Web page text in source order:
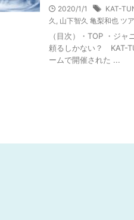
2020/1/1 KAT-
久 , 山下智久 亀梨和也 ツ
（目次）・TOP ・ジ
頼るしかない？ KAT-
ームで開催された ...